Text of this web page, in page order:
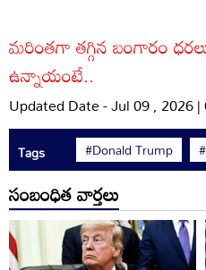
మరింతగా తగ్గిన బంగారం
ఉన్నాయంటే..
Updated Date - Jul 09 , 2026
Tags #Donald Trump
సంబంధిత వార్తలు